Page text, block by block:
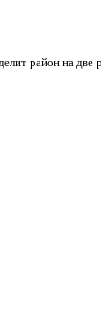
район на две